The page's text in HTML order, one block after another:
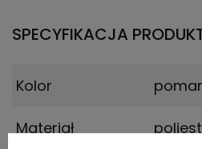
SPECYFIKACJA
Kolor
Materiał